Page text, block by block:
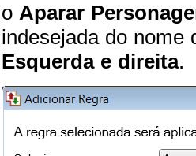
o Aparar
indesejada do nome
Esquerda e direita.